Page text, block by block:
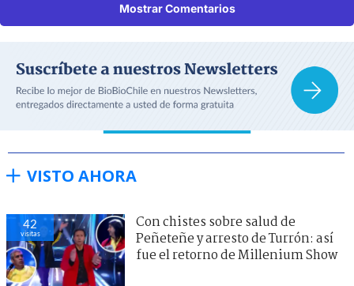
Mostrar Comentarios
VISTO AHORA
42
visitas
Con chistes sobre salud de
Peñeteñe y arresto de Turrón: así
fue el retorno de Millenium Show